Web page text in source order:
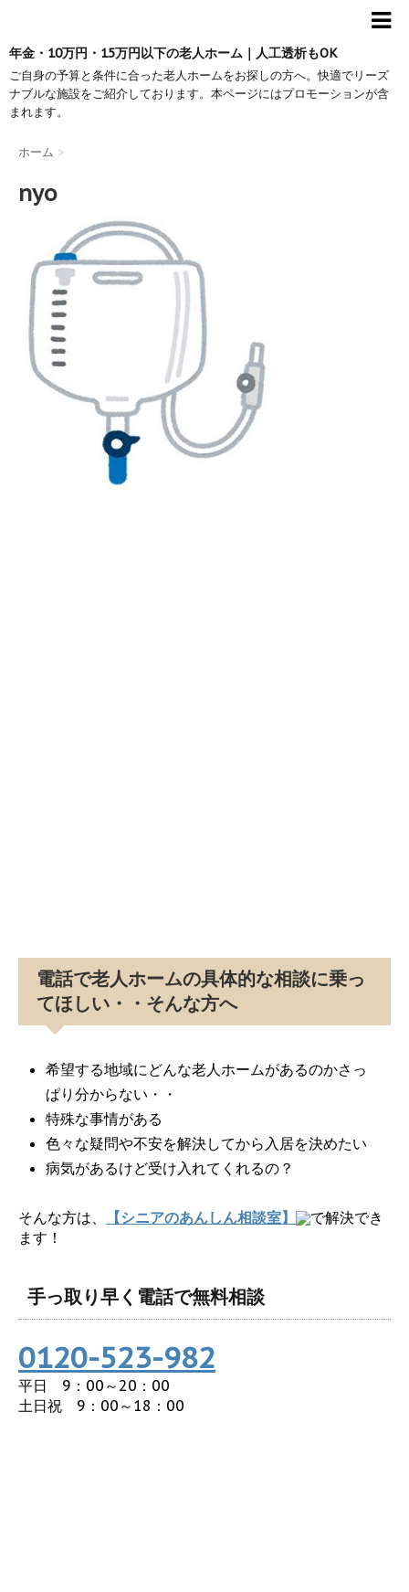
年金・10万円・15万円以下の老人ホーム｜人工透析もOK
ご自身の予算と条件に合った老人ホームをお探しの方へ。快適でリーズ
ナブルな施設をご紹介しております。本ページにはプロモーションが含
まれます。
ホーム >
nyo
電話で老人ホームの具体的な相談に乗っ
てほしい・・そんな方へ
希望する地域にどんな老人ホームがあるのかさっ
ぱり分からない・・
特殊な事情がある
色々な疑問や不安を解決してから入居を決めたい
病気があるけど受け入れてくれるの？
そんな方は、 【シニアのあんしん相談室】
で解決でき
ます！
手っ取り早く電話で無料相談
0120-523-982
平日 9：00～20：00
土日祝 9：00～18：00